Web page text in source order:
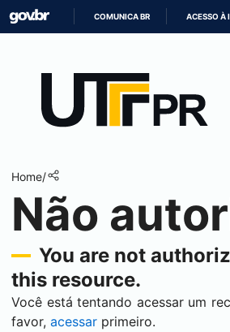
CONTEÚDO
COMUNICA BR ACESSO À
Home/
Não
You are not
this resource.
Você está tentando acessar um
favor, acessar primeiro.